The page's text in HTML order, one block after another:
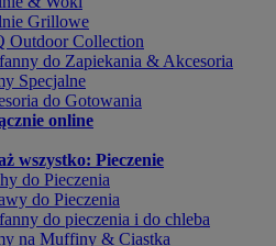
Grillowe
Outdoor Collection
do Zapiekania & Akcesoria
Specjalne
do Gotowania
online
wszystko: Pieczenie
do Pieczenia
do Pieczenia
do pieczenia i do chleba
na Muffiny & Ciastka